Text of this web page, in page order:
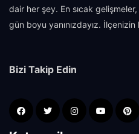
dair her şey. En sıcak
gün boyu yanınızdayız.
Bizi Takip Edin